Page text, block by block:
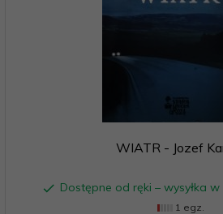
WIATR - Jozef
Dostępne od ręki – wysyłka
1 egz.